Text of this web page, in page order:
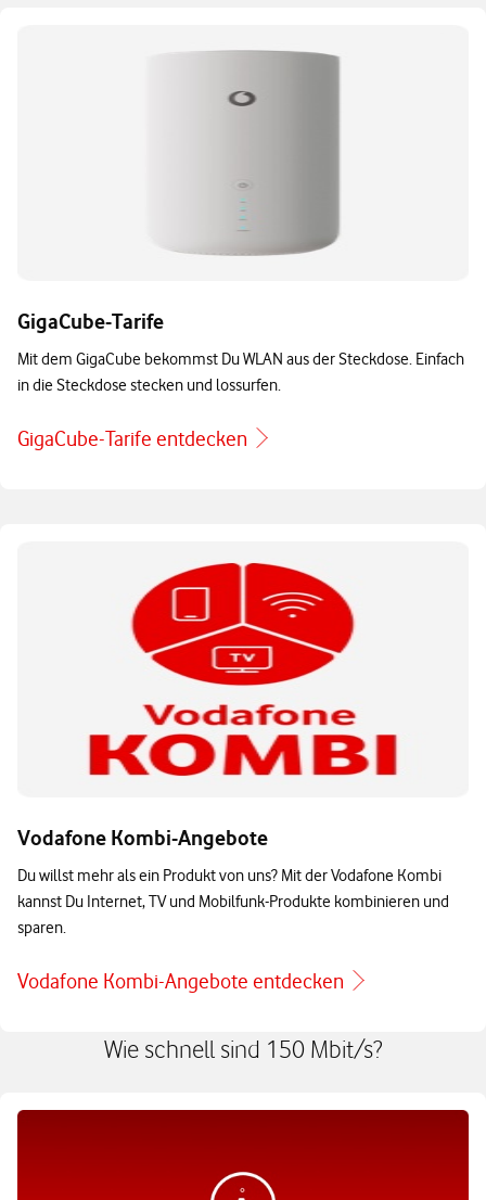
GigaCube-Tarife
Mit dem GigaCube bekommst Du WLAN aus der Steckdose. Einfach
in die Steckdose stecken und lossurfen.
GigaCube-Tarife entdecken
Vodafone Kombi-Angebote
Du willst mehr als ein Produkt von uns? Mit der Vodafone Kombi
kannst Du Internet, TV und Mobilfunk-Produkte kombinieren und
sparen.
Vodafone Kombi-Angebote entdecken
Wie schnell sind 150 Mbit/s?